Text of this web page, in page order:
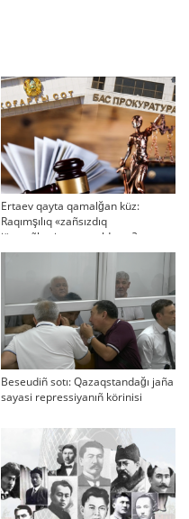
Ertaev qayta qamalğan küz:
Raqımşılıq «zañsızdıq
järmeñkesine» aynaldı ma?
Beseudiñ sotı: Qazaqstandağı jaña
sayasi repressiyanıñ körinisi